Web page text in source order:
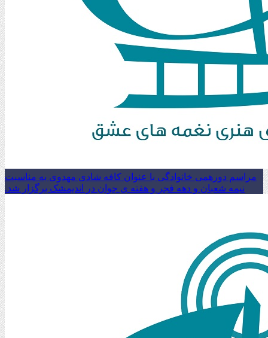
مراسم دورهمی خانوادگی با عنوان کافه شادی مهدوی به مناسبت
نیمه شعبان و دهه فجر و هفته ی جوان در اندیمشک برگزار شد.